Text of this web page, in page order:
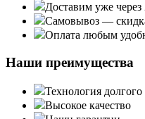
Доставим уже через
Самовывоз —
Оплата любым
Наши преимущества
Технология долгого
Высокое качество